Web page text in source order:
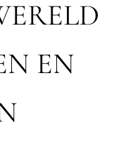
EN
💜